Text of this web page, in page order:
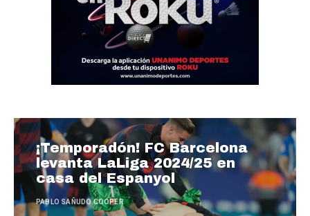
¡Temporadón! FC Barcelona
levanta LaLiga 2024/25 en
casa del Espanyol
PABLO SAÑUDO COOPER